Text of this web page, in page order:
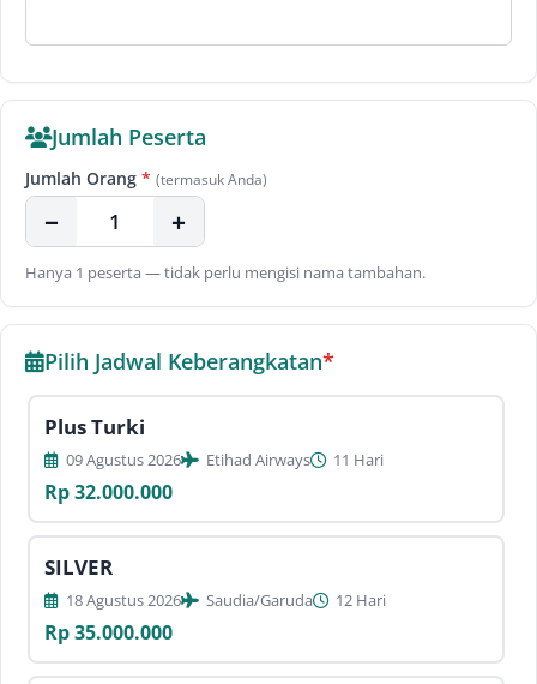
Jumlah Peserta
Jumlah Orang * (termasuk Anda)
− +
Hanya 1 peserta — tidak perlu mengisi nama tambahan.
Pilih Jadwal Keberangkatan*
Plus Turki
09 Agustus 2026 Etihad Airways 11 Hari
Rp 32.000.000
SILVER
18 Agustus 2026 Saudia/Garuda 12 Hari
Rp 35.000.000